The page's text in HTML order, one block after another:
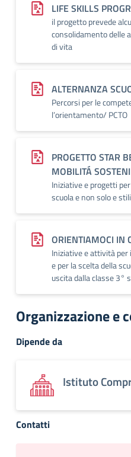
LIFE SKILLS
il progetto prevede
consolidamento delle
di vita
ALTERNANZA
Percorsi per le
l’orientamento/ PCTO
PROGETTO STAR
MOBILITÁ
Iniziative e progetti
scuola e non solo e
ORIENTIAMOCI IN
Iniziative e attività per
e per la scelta della
uscita dalla classe 3°
Organizzazione e
Dipende da
Istituto
Contatti